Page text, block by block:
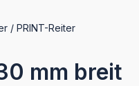
/ PRINT-Reiter
mm breit